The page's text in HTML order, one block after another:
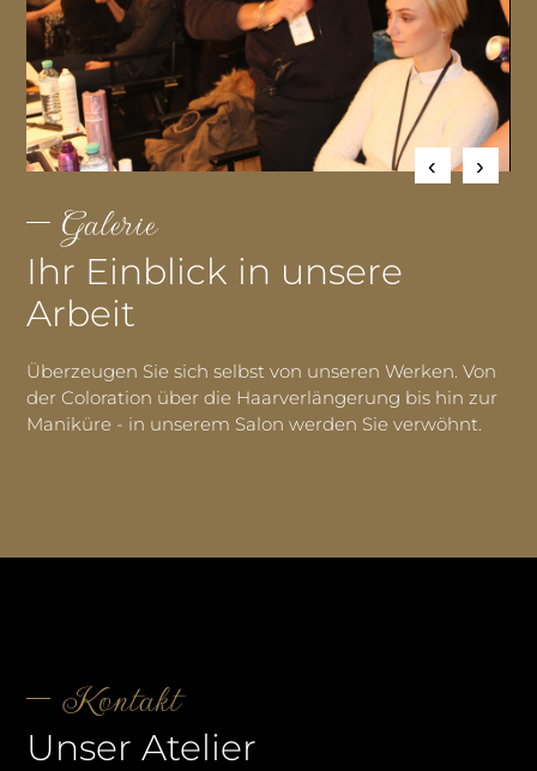
Galerie
Ihr Einblick in unsere
Arbeit
Überzeugen Sie sich selbst von unseren Werken. Von
der Coloration über die Haarverlängerung bis hin zur
Maniküre - in unserem Salon werden Sie verwöhnt.
Kontakt
Unser Atelier